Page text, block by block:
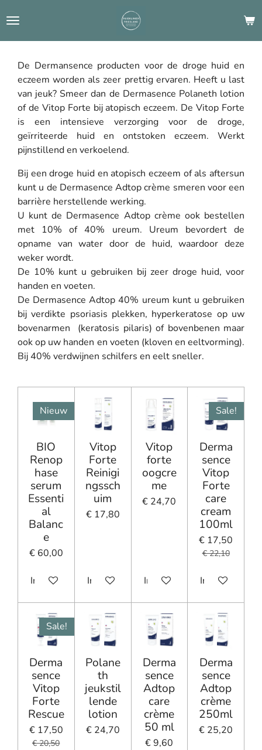
direct
naar
hoofdinhoud
De Dermansence producten voor de droge huid en
eczeem worden als zeer prettig ervaren. Heeft u last
van jeuk? Smeer dan de Dermasence Polaneth lotion
of de Vitop Forte bij atopisch eczeem. De Vitop Forte
is een intensieve verzorging voor de droge,
geïrriteerde huid en ontstoken eczeem. Werkt
pijnstillend en verkoelend.
Bij een droge huid en atopisch eczeem of als aftersun
kunt u de Dermasence Adtop crème smeren voor een
barrière herstellende werking.
U kunt de Dermasence Adtop crème ook bestellen
met 10% of 40% ureum. Ureum bevordert de
opname van water door de huid, waardoor deze
weker wordt.
De 10% kunt u gebruiken bij zeer droge huid, voor
handen en voeten.
De Dermasence Adtop 40% ureum kunt u gebruiken
bij verdikte psoriasis plekken, hyperkeratose op uw
bovenarmen (keratosis pilaris) of bovenbenen maar
ook op uw handen en voeten (kloven en eeltvorming).
Bij 40% verdwijnen schilfers en eelt sneller.
Nieuw
BIO
Renop
hase
serum
Essenti
al
Balanc
e
€ 60,00
In winkelwagen
Vitop
Forte
Reinigi
ngssch
uim
€ 17,80
In winkelwagen
Vitop
forte
oogcre
me
€ 24,70
In winkelwagen
Sale!
Derma
sence
Vitop
Forte
care
cream
100ml
€ 17,50
€ 22,10
In
Sale!
Derma
sence
Vitop
Forte
Rescue
€ 17,50
€ 20,50
Polane
th
jeukstil
lende
lotion
€ 24,70
Derma
sence
Adtop
care
crème
50 ml
€ 9,60
Derma
sence
Adtop
crème
250ml
€ 25,20